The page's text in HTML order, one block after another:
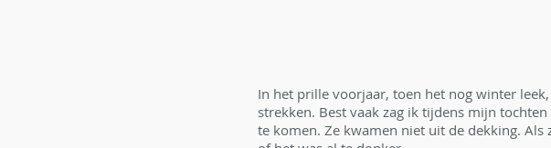
In het prille voorjaar, toen het nog winter
strekken. Best vaak zag ik tijdens mijn
te komen. Ze kwamen niet uit de dekking.